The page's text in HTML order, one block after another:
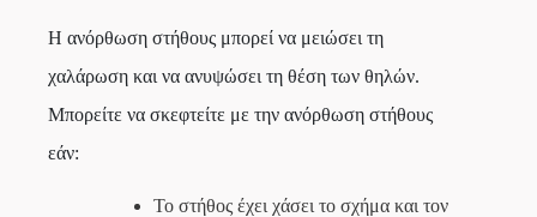
Η ανόρθωση στήθους μπορεί να μειώσει τη
χαλάρωση και να ανυψώσει τη θέση των θηλών.
Μπορείτε να σκεφτείτε με την ανόρθωση στήθους
εάν:
Το στήθος έχει χάσει το σχήμα και τον